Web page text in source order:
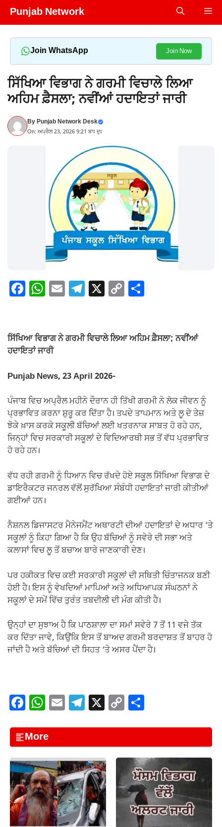
Skip
Punjab Network
Join WhatsApp Join Now
ਸਿੱਖਿਆ ਵਿਭਾਗ ਨੇ ਗਰਮੀ ਵਿਚਾਲੇ ਲਿਆ
ਅਹਿਮ ਫ਼ੈਸਲਾ; ਨਵੀਂਆਂ ਹਦਾਇਤਾਂ ਜਾਰੀ
ByPunjab Network Desk
On: ਅਪ੍ਰੈਲ 23, 2026 9:21 ਬਾਃ ਦੁਃ
F
e
b
o
o
k
W
s
A
p
E T
gr
m
X C
y e
ਸਿੱਖਿਆ ਵਿਭਾਗ ਨੇ ਗਰਮੀ ਵਿਚਾਲੇ ਲਿਆ ਅਹਿਮ ਫ਼ੈਸਲਾ; ਨਵੀਂਆਂ
ਹਦਾਇਤਾਂ ਜਾਰੀ
Punjab News, 23 April 2026-
ਪੰਜਾਬ ਵਿਚ ਅਪ੍ਰੈਲ ਮਹੀਨੇ ਦੌਰਾਨ ਹੀ ਤਿੱਖੀ ਗਰਮੀ ਨੇ ਲੋਕ ਜੀਵਨ ਨੂੰ
ਪ੍ਰਭਾਵਿਤ ਕਰਨਾ ਸ਼ੁਰੂ ਕਰ ਦਿੱਤਾ ਹੈ। ਤਪਦੇ ਤਾਪਮਾਨ ਅਤੇ ਲੂ ਦੇ ਤੇਜ਼
ਝੋਕੇ ਖ਼ਾਸ ਕਰਕੇ ਸਕੂਲੀ ਬੱਚਿਆਂ ਲਈ ਖਤਰਨਾਕ ਸਾਬਤ ਹੋ ਰਹੇ ਹਨ,
ਜਿਨ੍ਹਾਂ ਵਿਚ ਸਰਕਾਰੀ ਸਕੂਲਾਂ ਦੇ ਵਿਦਿਆਰਥੀ ਸਭ ਤੋਂ ਵੱਧ ਪ੍ਰਭਾਵਿਤ
ਹੋ ਰਹੇ ਹਨ।
ਵੱਧ ਰਹੀ ਗਰਮੀ ਨੂੰ ਧਿਆਨ ਵਿਚ ਰੱਖਦੇ ਹੋਏ ਸਕੂਲ ਸਿੱਖਿਆ ਵਿਭਾਗ ਦੇ
ਡਾਇਰੈਕਟਰ ਜਨਰਲ ਵੱਲੋਂ ਸੁਰੱਖਿਆ ਸੰਬੰਧੀ ਹਦਾਇਤਾਂ ਜਾਰੀ ਕੀਤੀਆਂ
ਗਈਆਂ ਹਨ।
ਨੈਸ਼ਨਲ ਡਿਜਾਸਟਰ ਮੈਨੇਜਮੈਂਟ ਅਥਾਰਟੀ ਦੀਆਂ ਹਦਾਇਤਾਂ ਦੇ ਅਧਾਰ ‘ਤੇ
ਸਕੂਲਾਂ ਨੂੰ ਕਿਹਾ ਗਿਆ ਹੈ ਕਿ ਉਹ ਬੱਚਿਆਂ ਨੂੰ ਸਵੇਰੇ ਦੀ ਸਭਾ ਅਤੇ
ਕਲਾਸਾਂ ਵਿਚ ਲੂ ਤੋਂ ਬਚਾਅ ਬਾਰੇ ਜਾਣਕਾਰੀ ਦੇਣ।
ਪਰ ਹਕੀਕਤ ਵਿਚ ਕਈ ਸਰਕਾਰੀ ਸਕੂਲਾਂ ਦੀ ਸਥਿਤੀ ਚਿੰਤਾਜਨਕ ਬਣੀ
ਹੋਈ ਹੈ। ਇਸ ਨੂੰ ਵੇਖਦਿਆਂ ਮਾਪਿਆਂ ਅਤੇ ਅਧਿਆਪਕ ਸੰਘਠਨਾਂ ਨੇ
ਸਕੂਲਾਂ ਦੇ ਸਮੇਂ ਵਿੱਚ ਤੁਰੰਤ ਤਬਦੀਲੀ ਦੀ ਮੰਗ ਕੀਤੀ ਹੈ।
ਉਨ੍ਹਾਂ ਦਾ ਸੁਝਾਅ ਹੈ ਕਿ ਪਾਠਸ਼ਾਲਾ ਦਾ ਸਮਾਂ ਸਵੇਰੇ 7 ਤੋਂ 11 ਵਜੇ ਤੱਕ
ਕਰ ਦਿੱਤਾ ਜਾਵੇ, ਕਿਉਂਕਿ ਇਸ ਤੋਂ ਬਾਅਦ ਗਰਮੀ ਬਰਦਾਸ਼ਤ ਤੋਂ ਬਾਹਰ ਹੋ
ਜਾਂਦੀ ਹੈ ਅਤੇ ਬੱਚਿਆਂ ਦੀ ਸਿਹਤ ‘ਤੇ ਅਸਰ ਪੈਂਦਾ ਹੈ।
F
c
e
b
o
o
k
W
at
s
A
p
p
E
ail
T
e
gr
a
m
X C
p
y
Li
n
k
ar
e
More